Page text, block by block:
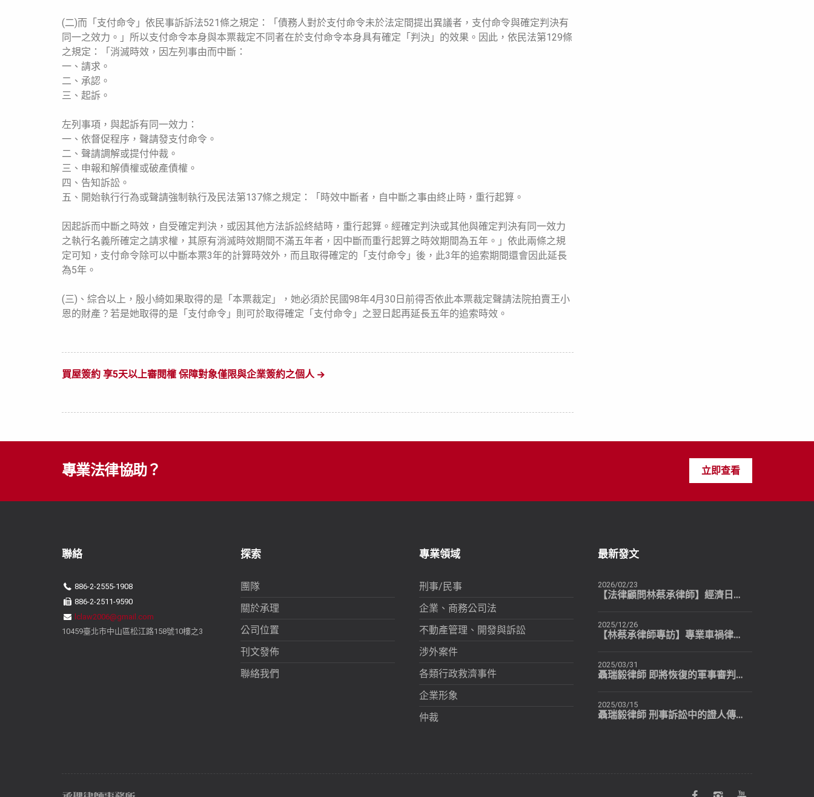
(二)而「支付命令」依民事訴訴法521條之規定：「債務人對於支付命令未於法定間提出異議者，支付命令與確定判決有
同一之效力。」所以支付命令本身與本票裁定不同者在於支付命令本身具有確定「判決」的效果。因此，依民法第129條
之規定：「消滅時效，因左列事由而中斷：
一、請求。
二、承認。
三、起訴。
左列事項，與起訴有同一效力：
一、依督促程序，聲請發支付命令。
二、聲請調解或提付仲裁。
三、申報和解債權或破產債權。
四、告知訴訟。
五、開始執行行為或聲請強制執行及民法第137條之規定：「時效中斷者，自中斷之事由終止時，重行起算。
因起訴而中斷之時效，自受確定判決，或因其他方法訴訟終結時，重行起算。經確定判決或其他與確定判決有同一效力
之執行名義所確定之請求權，其原有消滅時效期間不滿五年者，因中斷而重行起算之時效期間為五年。」依此兩條之規
定可知，支付命令除可以中斷本票3年的計算時效外，而且取得確定的「支付命令」後，此3年的追索期間還會因此延長
為5年。
(三)、綜合以上，殷小綺如果取得的是「本票裁定」，她必須於民國98年4月30日前得否依此本票裁定聲請法院拍賣王小
恩的財產？若是她取得的是「支付命令」則可於取得確定「支付命令」之翌日起再延長五年的追索時效。
買屋簽約 享5天以上審閱權 保障對象僅限與企業簽約之個人
專業法律協助？ 立即查看
聯絡
886-2-2555-1908
886-2-2511-9590
lclaw2006@gmail.com
10459臺北市中山區松江路158號10樓之3
探索
團隊
關於承理
公司位置
刊文發佈
聯絡我們
專業領域
刑事/民事
企業、商務公司法
不動產管理、開發與訴訟
涉外案件
各類行政救濟事件
企業形象
仲裁
最新發文
2026/02/23
【法律顧問林蔡承律師】經濟日報推薦：個人也可以有自己專屬的法律顧問
2025/12/26
【林蔡承律師專訪】專業車禍律師提醒：民眾最常犯的4個錯誤
2025/03/31
聶瑞毅律師 即將恢復的軍事審判制度
2025/03/15
聶瑞毅律師 刑事訴訟中的證人傳喚-交互詰問（二）